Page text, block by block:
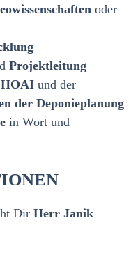
oder
Projektleitung
HOAI und der
der Deponieplanung
in Wort und
Dir Herr Janik